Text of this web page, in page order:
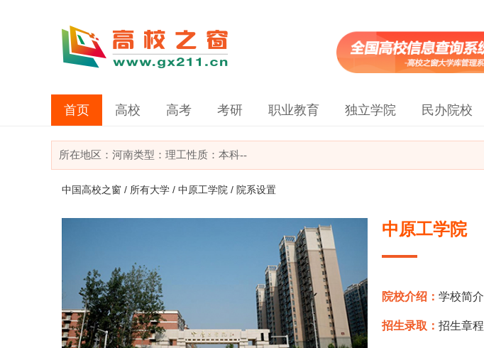
首页 高校 高考 考研 职业教育 独立学院 民办院校
所在地区： 河南类型： 理工性质：本科--
中国高校之窗 / 所有大学 / 中原工学院 / 院系设置
中原工学院
院校介绍：学校简介
招生录取：招生章程